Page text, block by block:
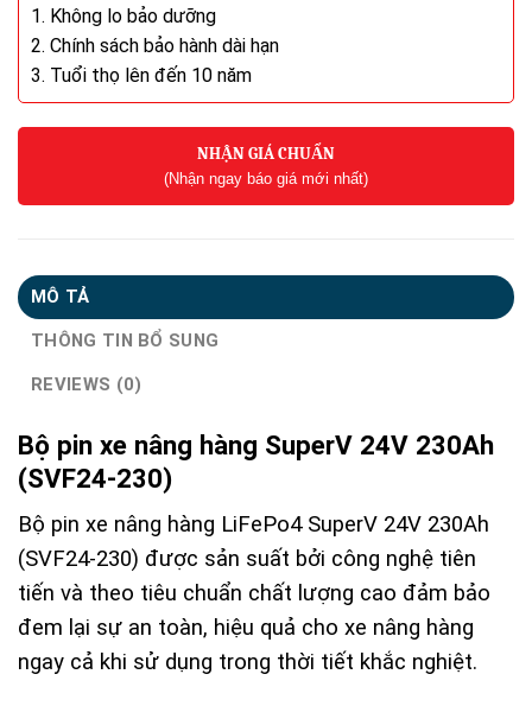
1. Không lo bảo dưỡng
2. Chính sách bảo hành dài hạn
3. Tuổi thọ lên đến 10 năm
NHẬN GIÁ CHUẨN
(Nhận ngay báo giá mới nhất)
MÔ TẢ
THÔNG TIN BỔ SUNG
REVIEWS (0)
Bộ pin xe nâng hàng SuperV 24V 230Ah
(SVF24-230)
Bộ pin xe nâng hàng LiFePo4 SuperV 24V 230Ah
(SVF24-230) được sản suất bởi công nghệ tiên
tiến và theo tiêu chuẩn chất lượng cao đảm bảo
đem lại sự an toàn, hiệu quả cho xe nâng hàng
ngay cả khi sử dụng trong thời tiết khắc nghiệt.